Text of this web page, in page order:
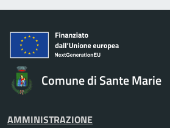
Comune di Sante Marie
AMMINISTRAZIONE